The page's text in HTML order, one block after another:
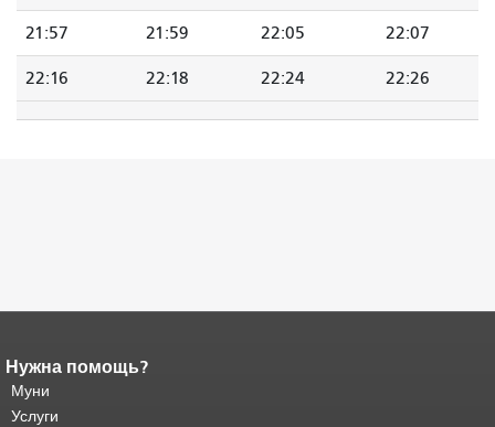
21:57 21:59 22:05 22:07
22:16 22:18 22:24 22:26
Конец содержимого
страницы.
страницы повторяется на каждой
Нужна помощь?
Муни
Услуги